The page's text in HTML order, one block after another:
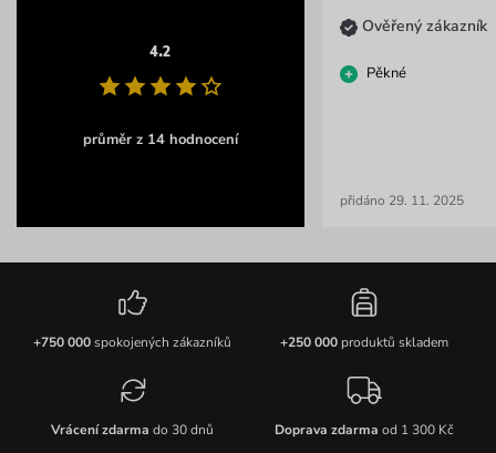
4.2
průměr z 14 hodnocení
Ověřený zákazník
Pěkné
přidáno 29. 11. 2025
+750 000spokojených zákazníků +250 000produktů skladem
Vrácení zdarma do 30 dnů Doprava zdarma od 1 300 Kč